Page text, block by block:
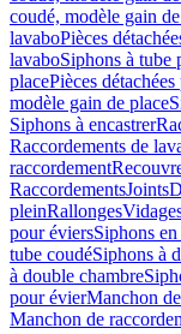
coudé, modèle gain
lavaboPièces
lavaboSiphons à tube
placePièces
modèle gain de place
Siphons à encastrer
Raccordements de
raccordement
RaccordementsJoints
pleinRallonges
pour éviersSiphons
tube coudéSiphons à
à double chambre
pour évierManchon
Manchon de